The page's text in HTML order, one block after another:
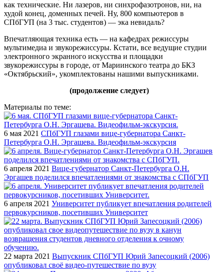
как технические. Ни лазеров, ни синхрофазотронов, ни, на
худой конец, доменных печей. Ну, 800 компьютеров в
СПбГУП (на 3 тыс. студентов) — эка невидаль?
Впечатляющая техника есть — на кафедрах режиссуры
мультимедиа и звукорежиссуры. Кстати, все ведущие студии
электронного экранного искусства и площадки
звукорежиссуры в городе, от Мариинского театра до БКЗ
«Октябрьский», укомплектованы нашими выпускниками.
(продолжение следует)
Материалы по теме:
6 мая 2021 СПбГУП глазами вице-губернатора Санкт-
Петербурга О.Н. Эргашева. Видеофильм-экскурсия
6 апреля 2021 Вице-губернатор Санкт-Петербурга О.Н.
Эргашев поделился впечатлениями от знакомства с СПбГУП
6 апреля 2021 Университет публикует впечатления родителей
первокурсников, посетивших Университет
22 марта 2021 Выпускник СПбГУП Юрий Запесоцкий (2006)
опубликовал своё видео-путешествие по вузу